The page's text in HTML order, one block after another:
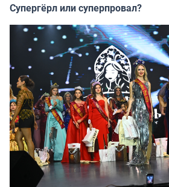
Супергёрл или суперпровал?